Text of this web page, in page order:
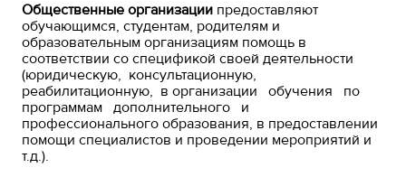
Общественные организации предоставляют
обучающимся, студентам, родителям и
образовательным организациям помощь в
соответствии со спецификой своей деятельности
(юридическую, консультационную,
реабилитационную, в организации обучения по
программам дополнительного и
профессионального образования, в предоставлении
помощи специалистов и проведении мероприятий и
т.д.).